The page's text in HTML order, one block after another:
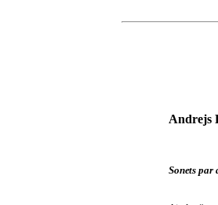
Andrejs
Sonets par